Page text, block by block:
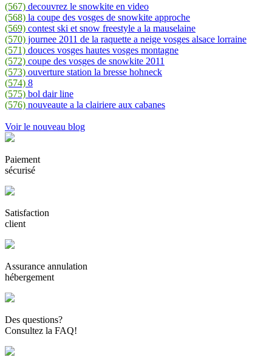
(567) decouvrez le snowkite en video
(568) la coupe des vosges de snowkite approche
(569) contest ski et snow freestyle a la mauselaine
(570) journee 2011 de la raquette a neige vosges alsace lorraine
(571) douces vosges hautes vosges montagne
(572) coupe des vosges de snowkite 2011
(573) ouverture station la bresse hohneck
(574) 8
(575) bol dair line
(576) nouveaute a la clairiere aux cabanes
Voir le nouveau blog
Paiement
sécurisé
Satisfaction
client
Assurance annulation
hébergement
Des questions?
Consultez la FAQ!